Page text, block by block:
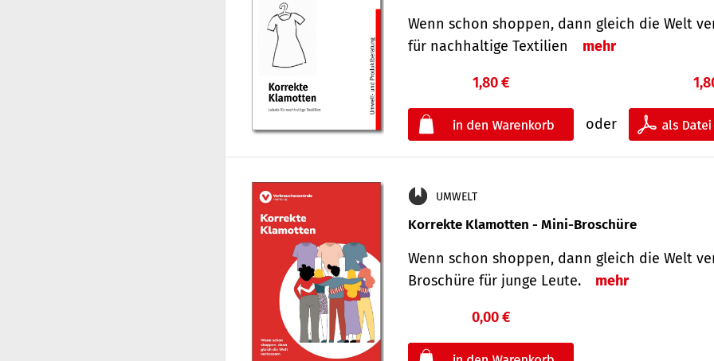
Wenn schon shoppen, dann gleich die Welt
für nachhaltige Textilien
mehr
1,80 €
oder
UMWELT
Korrekte Klamotten - Mini-Broschüre
Wenn schon shoppen, dann gleich die Welt
Broschüre für junge Leute.
mehr
0,00 €